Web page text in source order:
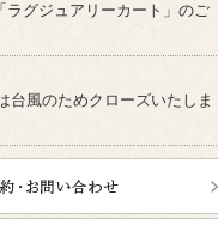
ラグジュアリーカート」のご
台風のためクローズいたしま